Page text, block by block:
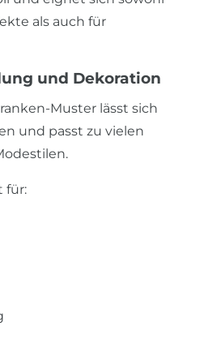
als auch für
und Dekoration
Muster lässt sich
und passt zu vielen
für: